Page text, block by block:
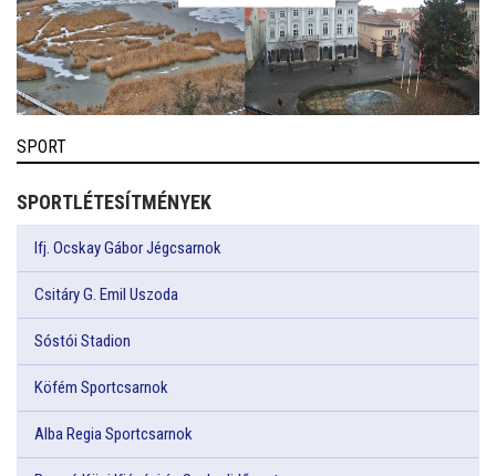
SPORT
SPORTLÉTESÍTMÉNYEK
Ifj. Ocskay Gábor Jégcsarnok
Csitáry G. Emil Uszoda
Sóstói Stadion
Köfém Sportcsarnok
Alba Regia Sportcsarnok